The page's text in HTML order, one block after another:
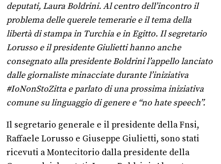
deputati, Laura Boldrini. Al centro dell’incontro il
problema delle querele temerarie e il tema della
libertà di stampa in Turchia e in Egitto. Il segretario
Lorusso e il presidente Giulietti hanno anche
consegnato alla presidente Boldrini l’appello lanciato
dalle giornaliste minacciate durante l’iniziativa
#IoNonStoZitta e parlato di una prossima iniziativa
comune su linguaggio di genere e “no hate speech”.
Il segretario generale e il presidente della Fnsi,
Raffaele Lorusso e Giuseppe Giulietti, sono stati
ricevuti a Montecitorio dalla presidente della